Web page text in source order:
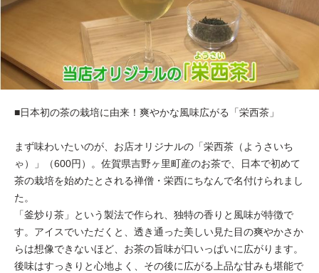
■日本初の茶の栽培に由来！爽やかな風味広がる「栄西茶」
まず味わいたいのが、お店オリジナルの「栄西茶（ようさいち
ゃ）」（600円）。佐賀県吉野ヶ里町産のお茶で、日本で初めて
茶の栽培を始めたとされる禅僧・栄西にちなんで名付けられまし
た。
「釜炒り茶」という製法で作られ、独特の香りと風味が特徴で
す。アイスでいただくと、透き通った美しい見た目の爽やかさか
らは想像できないほど、お茶の旨味が口いっぱいに広がります。
後味はすっきりと心地よく、その後に広がる上品な甘みも堪能で